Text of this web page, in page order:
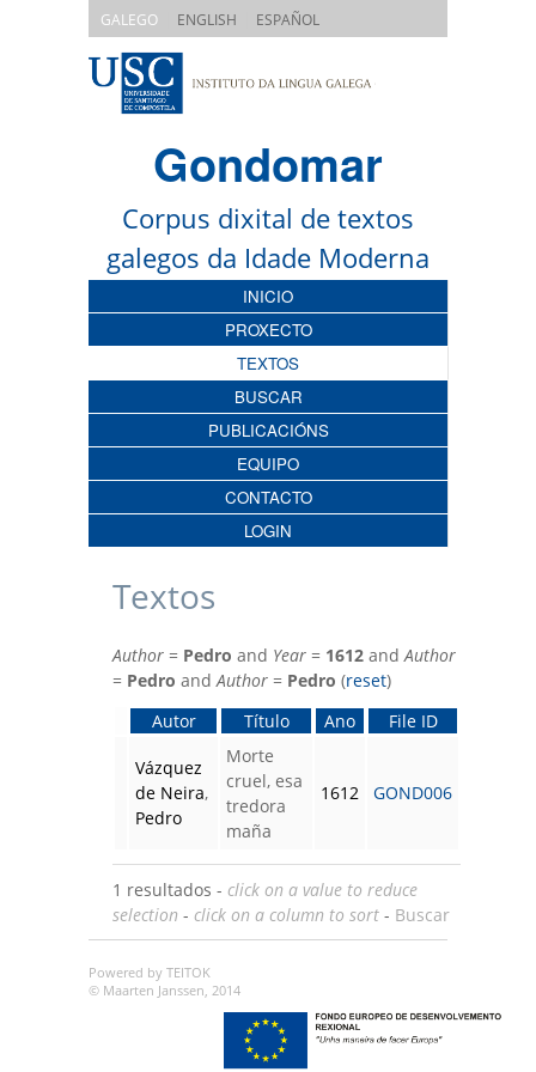
GALEGO ENGLISH ESPAÑOL
Gondomar
Corpus dixital de textos
galegos da Idade Moderna
INICIO
PROXECTO
TEXTOS
BUSCAR
PUBLICACIÓNS
EQUIPO
CONTACTO
LOGIN
Textos
Author = Pedro and Year = 1612 andAuthor
= Pedro andAuthor = Pedro (reset)
Autor
Título Ano File ID
Vázquez
de Neira,
Pedro
Morte
cruel, esa
tredora
maña
1612 GOND006
1 resultados - click on a value to reduce
selection - click on a column to sort - Buscar
Powered by TEITOK
© Maarten Janssen, 2014